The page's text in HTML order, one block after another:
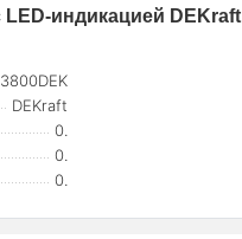
индикацией DEKraft
DEKraft
0.
0.
0.